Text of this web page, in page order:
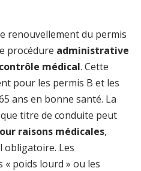
renouvellement du permis
procédure administrative
médical. Cette
pour les permis B et les
ans en bonne santé. La
titre de conduite peut
raisons médicales,
obligatoire. Les
« poids lourd » ou les